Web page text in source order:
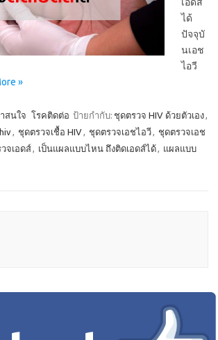
ได้
ปัจจุบั
นเอช
ไอวี
»
สนใจ โรคติดต่อ ป้ายกำกับ: ชุดตรวจ HIV ด้วยตัวเอง
ชุดตรวจเชื้อ HIV ชุดตรวจเอชไอวี
ชุดตรวจเอช
จเอดส์ เป็นแผลแบบไหน ถึงติดเอดส์ได้
แผลแบบ